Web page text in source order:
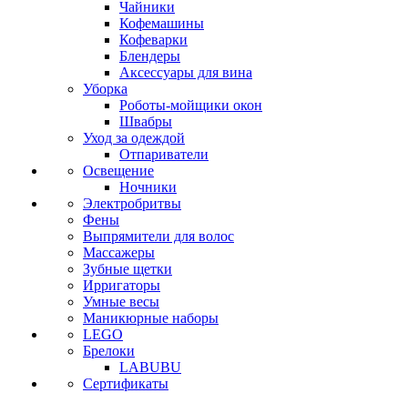
Чайники
Кофемашины
Кофеварки
Блендеры
Аксессуары для вина
Уборка
Роботы-мойщики окон
Швабры
Уход за одеждой
Отпариватели
Освещение
Ночники
Электробритвы
Фены
Выпрямители для волос
Массажеры
Зубные щетки
Ирригаторы
Умные весы
Маникюрные наборы
LEGO
Брелоки
LABUBU
Сертификаты